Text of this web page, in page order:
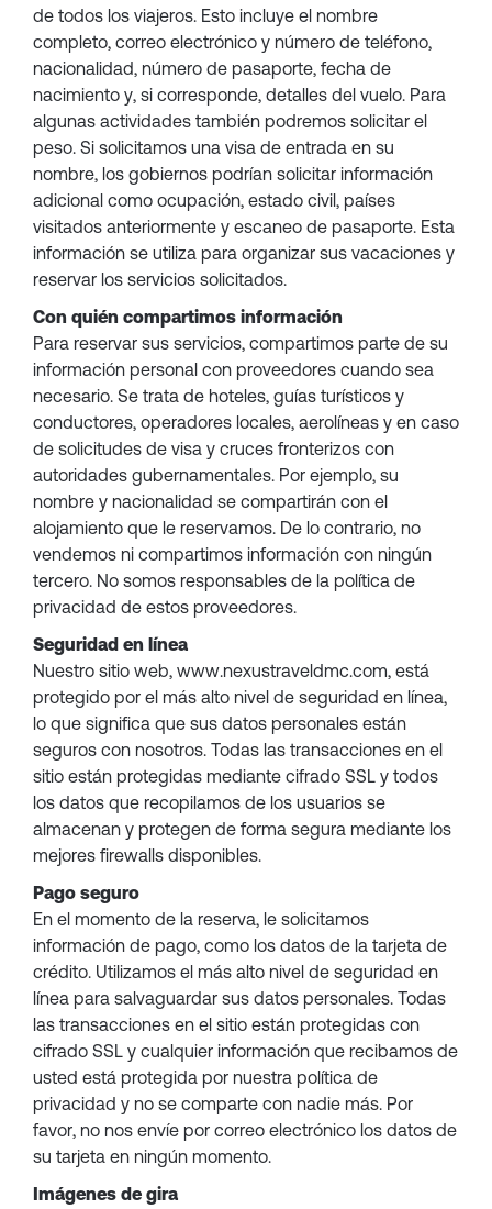
de todos los viajeros. Esto incluye el nombre
completo, correo electrónico y número de teléfono,
nacionalidad, número de pasaporte, fecha de
nacimiento y, si corresponde, detalles del vuelo. Para
algunas actividades también podremos solicitar el
peso. Si solicitamos una visa de entrada en su
nombre, los gobiernos podrían solicitar información
adicional como ocupación, estado civil, países
visitados anteriormente y escaneo de pasaporte. Esta
información se utiliza para organizar sus vacaciones y
reservar los servicios solicitados.
Con quién compartimos información
Para reservar sus servicios, compartimos parte de su
información personal con proveedores cuando sea
necesario. Se trata de hoteles, guías turísticos y
conductores, operadores locales, aerolíneas y en caso
de solicitudes de visa y cruces fronterizos con
autoridades gubernamentales. Por ejemplo, su
nombre y nacionalidad se compartirán con el
alojamiento que le reservamos. De lo contrario, no
vendemos ni compartimos información con ningún
tercero. No somos responsables de la política de
privacidad de estos proveedores.
Seguridad en línea
Nuestro sitio web, www.nexustraveldmc.com, está
protegido por el más alto nivel de seguridad en línea,
lo que significa que sus datos personales están
seguros con nosotros. Todas las transacciones en el
sitio están protegidas mediante cifrado SSL y todos
los datos que recopilamos de los usuarios se
almacenan y protegen de forma segura mediante los
mejores firewalls disponibles.
Pago seguro
En el momento de la reserva, le solicitamos
información de pago, como los datos de la tarjeta de
crédito. Utilizamos el más alto nivel de seguridad en
línea para salvaguardar sus datos personales. Todas
las transacciones en el sitio están protegidas con
cifrado SSL y cualquier información que recibamos de
usted está protegida por nuestra política de
privacidad y no se comparte con nadie más. Por
favor, no nos envíe por correo electrónico los datos de
su tarjeta en ningún momento.
Imágenes de gira